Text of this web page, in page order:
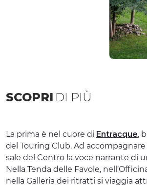
SCOPRI DI PIÙ
La prima è nel cuore di Entracque,
del Touring Club. Ad
sale del Centro la voce narrante di
Nella Tenda delle Favole,
nella Galleria dei ritratti si viaggia